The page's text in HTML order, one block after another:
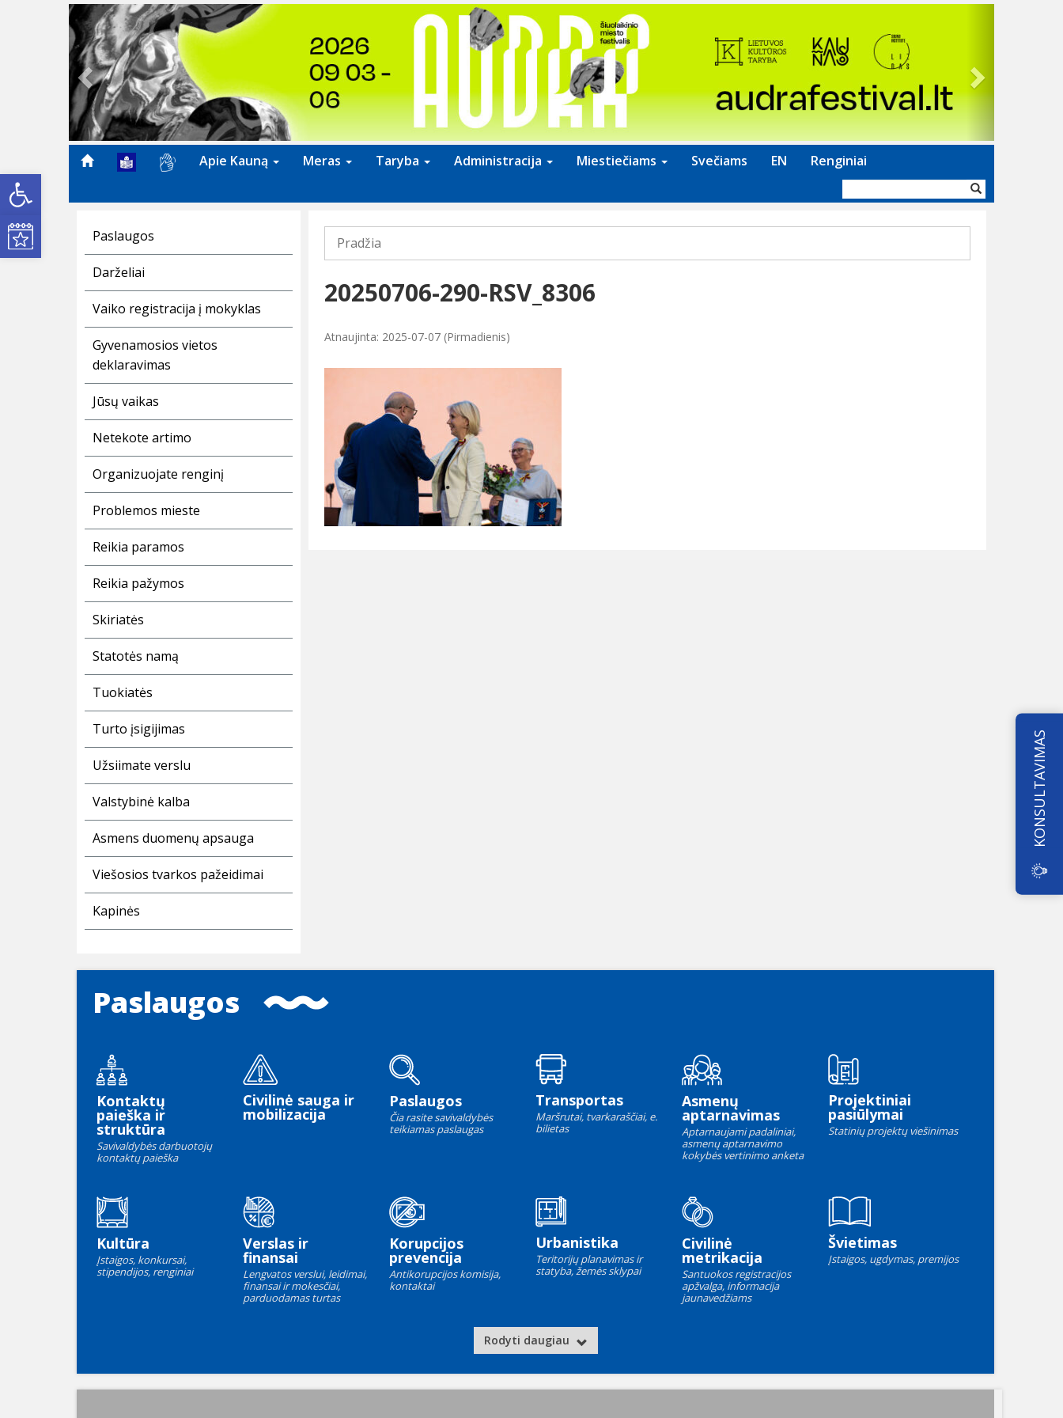
Open toolbar
Kultūros renginiai
Previous
Apie Kauną Meras Taryba Administracija Miestiečiams Svečiams EN Renginiai
forma
Paslaugos
Darželiai
Vaiko registracija į mokyklas
Gyvenamosios vietos
deklaravimas
Jūsų vaikas
Netekote artimo
Organizuojate renginį
Problemos mieste
Reikia paramos
Reikia pažymos
Skiriatės
Statotės namą
Tuokiatės
Turto įsigijimas
Užsiimate verslu
Valstybinė kalba
Asmens duomenų apsauga
Viešosios tvarkos pažeidimai
Kapinės
Pradžia
20250706-290-RSV_8306
Atnaujinta: 2025-07-07 (Pirmadienis)
Paslaugos
Kontaktų
paieška ir
struktūra
Savivaldybės darbuotojų
kontaktų paieška
Civilinė sauga ir
mobilizacija
Paslaugos
Čia rasite savivaldybės
teikiamas paslaugas
Transportas
Maršrutai, tvarkaraščiai, e.
bilietas
Asmenų
aptarnavimas
Aptarnaujami padaliniai,
asmenų aptarnavimo
kokybės vertinimo anketa
Projektiniai
pasiūlymai
Statinių projektų viešinimas
Kultūra
Įstaigos, konkursai,
stipendijos, renginiai
Verslas ir
finansai
Lengvatos verslui, leidimai,
finansai ir mokesčiai,
parduodamas turtas
Korupcijos
prevencija
Antikorupcijos komisija,
kontaktai
Urbanistika
Teritorijų planavimas ir
statyba, žemės sklypai
Civilinė
metrikacija
Santuokos registracijos
apžvalga, informacija
jaunavedžiams
Švietimas
Įstaigos, ugdymas, premijos
Rodyti daugiau
KONSULTAVIMAS